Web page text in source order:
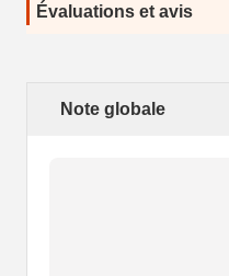
Évaluations et avis
Note globale